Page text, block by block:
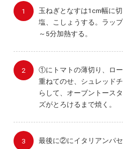
玉ねぎとなすは1cm幅に
塩、こしょうする。ラッ
～5分加熱する。
①にトマトの薄切り、ロ
重ねてのせ、シュレッド
らして、オーブントース
ズがとろけるまで焼く。
最後に②にイタリアンパセ